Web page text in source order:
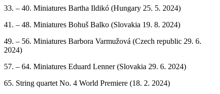
33. – 40. Miniatures Bartha Ildikó (Hungary 25. 5. 2024)
41. – 48. Miniatures Bohuš Balko (Slovakia 19. 8. 2024)
49. – 56. Miniatures Barbora Varmužová (Czech republic 29. 6.
2024)
57. – 64. Miniatures Eduard Lenner (Slovakia 29. 6. 2024)
65. String quartet No. 4 World Premiere (18. 2. 2024)